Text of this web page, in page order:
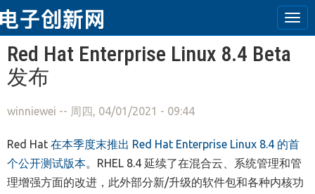
跳转到主要内容
Red Hat Enterprise Linux 8.4 Beta
发布
winniewei -- 周四, 04/01/2021 - 09:44
Red Hat 在本季度末推出 Red Hat Enterprise Linux 8.4 的首
个公开测试版本。RHEL 8.4 延续了在混合云、系统管理和管
理增强方面的改进，此外部分新/升级的软件包和各种内核功